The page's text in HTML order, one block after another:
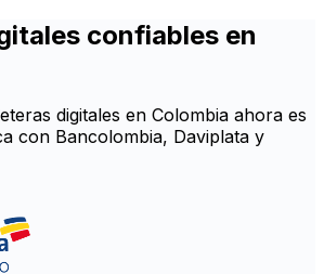
confiables en
digitales en Colombia ahora es
con Bancolombia, Daviplata y